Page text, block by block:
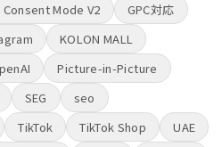
Mode V2
GPC対応
KOLON MALL
Picture-in-Picture
SEG
seo
TikTok TikTok Shop
UAE